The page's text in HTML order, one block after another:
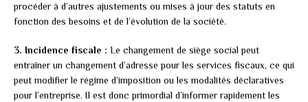
procéder à d’autres ajustements ou mises à jour des statuts en
fonction des besoins et de l’évolution de la société.
3. Incidence fiscale : Le changement de siège social peut
entraîner un changement d’adresse pour les services fiscaux, ce qui
peut modifier le régime d’imposition ou les modalités déclaratives
pour l’entreprise. Il est donc primordial d’informer rapidement les